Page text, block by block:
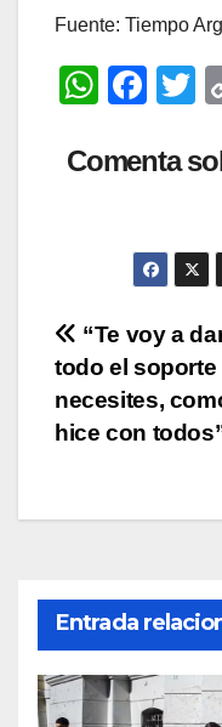
Fuente: Tiempo
W
at
p
F
c
b
o
k
T
tt
Comenta
de
entradas
“Te voy a
todo el soporte
necesites,
hice con
Entrada